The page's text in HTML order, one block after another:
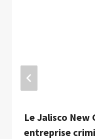
Le Jalisco New
entreprise